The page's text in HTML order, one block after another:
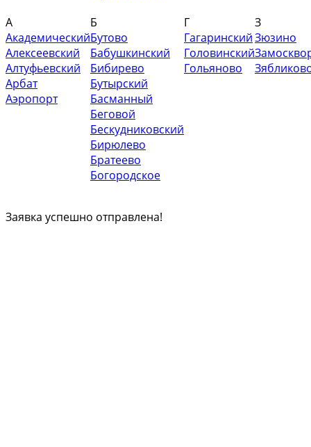
А
Академический
Алексеевский
Алтуфьевский
Арбат
Аэропорт
Б
Бутово
Бабушкинский
Бибирево
Бутырский
Басманный
Беговой
Бескудниковский
Бирюлево
Братеево
Богородское
Г
Гагаринский
Головинский
Гольяново
З
Зюзино
Заявка успешно отправлена!